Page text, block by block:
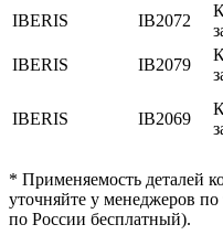
IBERIS
IB2072
IBERIS
IB2079
IBERIS IB2069
* Применяемость деталей
уточняйте у менеджеров
по России бесплатный).